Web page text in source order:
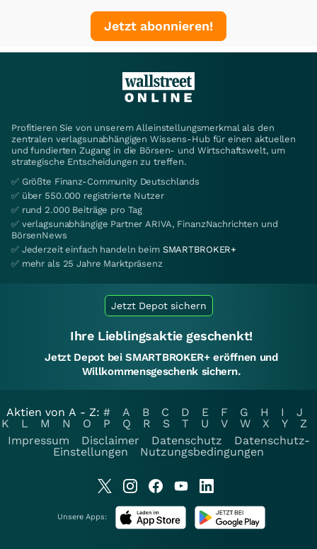
Jetzt abonnieren!
Profitieren Sie von unserem Alleinstellungsmerkmal als den
zentralen verlagsunabhängigen Wissens-Hub für einen aktuellen
und fundierten Zugang in die Börsen- und Wirtschaftswelt, um
strategische Entscheidungen zu treffen.
✅ Größte Finanz-Community Deutschlands
✅ über 550.000 registrierte Nutzer
✅ rund 2.000 Beiträge pro Tag
✅ verlagsunabhängige Partner ARIVA, FinanzNachrichten und
BörsenNews
✅ Jederzeit einfach handeln beim SMARTBROKER+
✅ mehr als 25 Jahre Marktpräsenz
Jetzt Depot sichern
Ihre Lieblingsaktie geschenkt!
Jetzt Depot bei SMARTBROKER+ eröffnen und
Willkommensgeschenk sichern.
Aktien von A - Z: # A B C D E F G H I
J
K
L M N O P Q R S T U V W X Y
Z
Impressum
Disclaimer Datenschutz
Datenschutz-
Einstellungen
Nutzungsbedingungen
Unsere Apps: